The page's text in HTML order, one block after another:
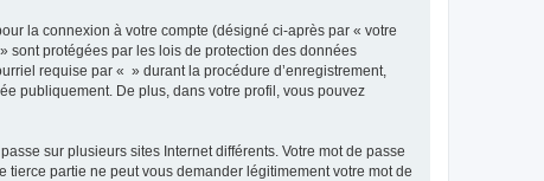
la connexion à votre compte (désigné ci-après par « votre
sont protégées par les lois de protection des données
requise par « » durant la procédure d’enregistrement,
publiquement. De plus, dans votre profil, vous pouvez
sur plusieurs sites Internet différents. Votre mot de passe
partie ne peut vous demander légitimement votre mot de